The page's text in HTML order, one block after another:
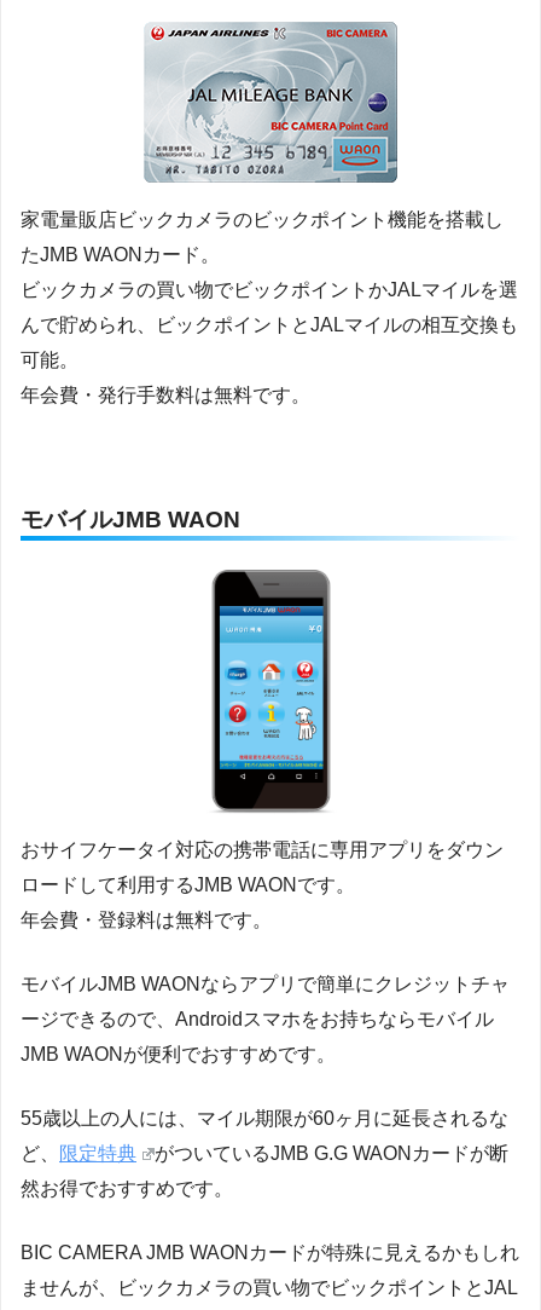
家電量販店ビックカメラのビックポイント機能を搭載し
たJMB WAONカード。
ビックカメラの買い物でビックポイントかJALマイルを選
んで貯められ、ビックポイントとJALマイルの相互交換も
可能。
年会費・発行手数料は無料です。
モバイルJMB WAON
おサイフケータイ対応の携帯電話に専用アプリをダウン
ロードして利用するJMB WAONです。
年会費・登録料は無料です。
モバイルJMB WAONならアプリで簡単にクレジットチャ
ージできるので、Androidスマホをお持ちならモバイル
JMB WAONが便利でおすすめです。
55歳以上の人には、マイル期限が60ヶ月に延長されるな
ど、
限定特典
がついているJMB G.G WAONカードが断
然お得でおすすめです。
BIC CAMERA JMB WAONカードが特殊に見えるかもしれ
ませんが、ビックカメラの買い物でビックポイントとJAL